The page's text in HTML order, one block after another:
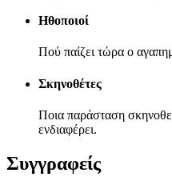
Ηθοποιοί
Πού παίζει τώρα ο
Σκηνοθέτες
Ποια παράσταση
ενδιαφέρει.
Συγγραφείς